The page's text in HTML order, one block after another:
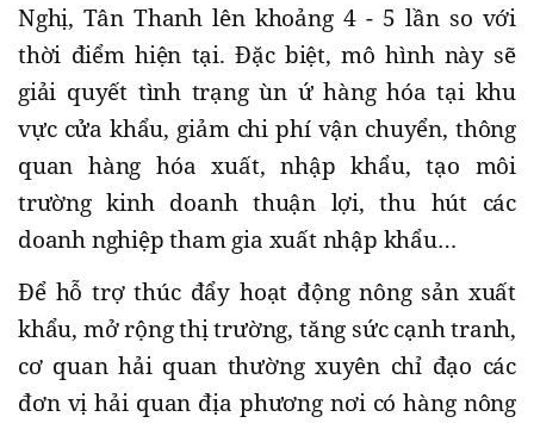
Nghị, Tân Thanh lên khoảng 4 - 5 lần so với
thời điểm hiện tại. Đặc biệt, mô hình này sẽ
giải quyết tình trạng ùn ứ hàng hóa tại khu
vực cửa khẩu, giảm chi phí vận chuyển, thông
quan hàng hóa xuất, nhập khẩu, tạo môi
trường kinh doanh thuận lợi, thu hút các
doanh nghiệp tham gia xuất nhập khẩu…
Để hỗ trợ thúc đẩy hoạt động nông sản xuất
khẩu, mở rộng thị trường, tăng sức cạnh tranh,
cơ quan hải quan thường xuyên chỉ đạo các
đơn vị hải quan địa phương nơi có hàng nông